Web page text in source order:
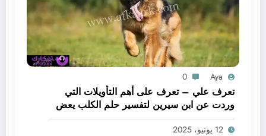
Aya
0
تعرف علي – تعرف على أهم التأويلات التي
وردت عن ابن سيرين لتفسير حلم الكلب يعض
يدي – بالتفصيل
12 يونيو، 2025